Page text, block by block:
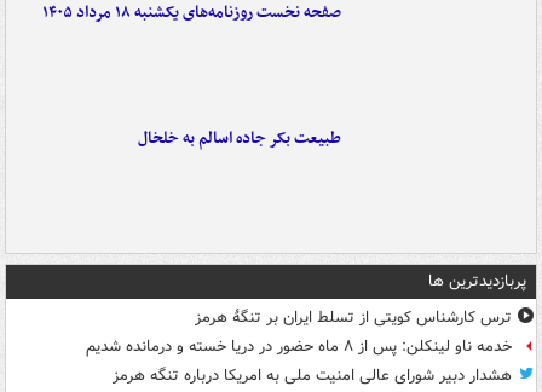
صفحه نخست روزنامه‌های یکشنبه ۱۸ مرداد ۱۴۰۵
طبیعت بکر جاده اسالم به خلخال
پربازدیدترین ها
ترس کارشناس کویتی از تسلط ایران بر تنگۀ هرمز
خدمه ناو لینکلن: پس از ۸ ماه حضور در دریا خسته و درمانده‌ شدیم
هشدار دبیر شورای عالی امنیت ملی به امریکا درباره تنگه هرمز